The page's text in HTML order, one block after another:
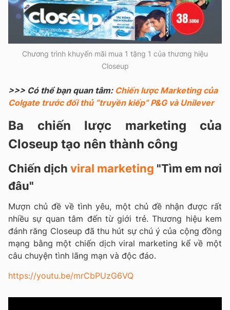
Chương trình khuyến mãi mua 1 tặng 1 của thương hiệu
Closeup
>>> Có thể bạn quan tâm:Chiến lược Marketing của
Colgate trước đối thủ “truyền kiếp” P&G và Unilever
Ba chiến lược marketing của
Closeup tạo nên thành công
Chiến dịch viral marketing "Tìm em nơi
đâu"
Mượn chủ đề về tình yêu, một chủ đề nhận được rất
nhiều sự quan tâm đến từ giới trẻ. Thương hiệu kem
đánh răng Closeup đã thu hút sự chú ý của cộng đồng
mạng bằng một chiến dịch viral marketing kể về một
câu chuyện tình lãng mạn và độc đáo.
https://youtu.be/mrCbPUzG6VQ